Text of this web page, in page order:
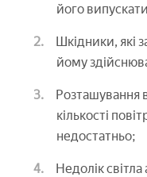
його
Шкідники, які
йому
Розташування
кількості
недостатньо;
Недолік